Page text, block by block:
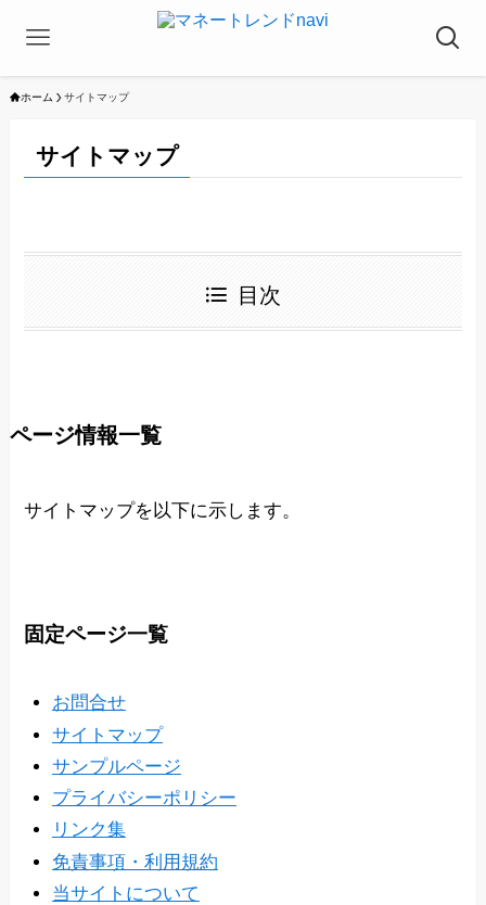
ホーム サイトマップ
サイトマップ
目次
ページ情報一覧
サイトマップを以下に示します。
固定ページ一覧
お問合せ
サイトマップ
サンプルページ
プライバシーポリシー
リンク集
免責事項・利用規約
当サイトについて